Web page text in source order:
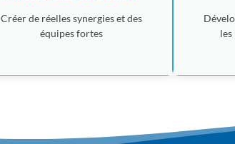
Créer de réelles synergies et des
équipes fortes